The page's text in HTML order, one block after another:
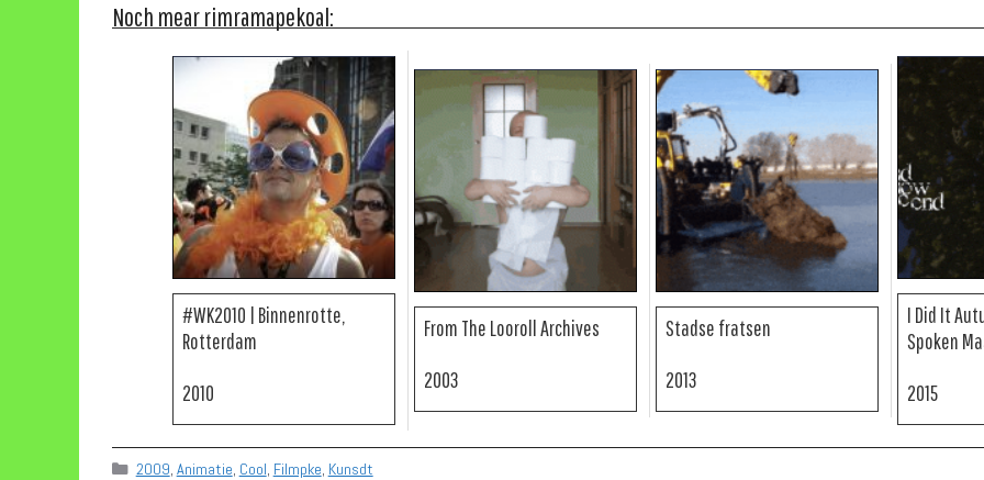
Noch mear rimramapekoal:
#WK2010 | Binnenrotte,
Rotterdam
2010
From The Looroll Archives
2003
Stadse fratsen
2013
I Did It
Spoken
2015
Categories
2009, Animatie, Cool, Filmpke, Kunsdt